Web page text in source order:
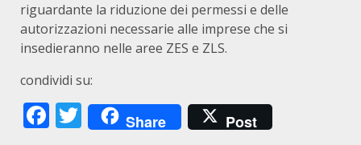
riguardante la riduzione dei permessi e delle
autorizzazioni necessarie alle imprese che si
insedieranno nelle aree ZES e ZLS.
condividi su:
Facebook
Twitter
Share Post